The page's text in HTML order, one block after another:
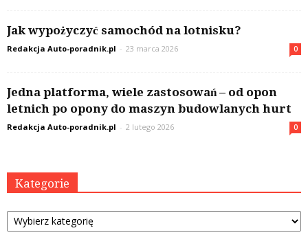
Jak wypożyczyć samochód na lotnisku?
Redakcja Auto-poradnik.pl - 23 marca 2026 0
Jedna platforma, wiele zastosowań – od opon
letnich po opony do maszyn budowlanych hurt
Redakcja Auto-poradnik.pl - 2 lutego 2026 0
Kategorie
Kategorie